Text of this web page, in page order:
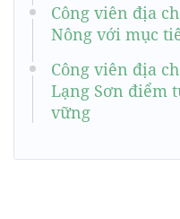
Công viên địa
Nông với mục
Công viên địa
Lạng Sơn điểm
vững